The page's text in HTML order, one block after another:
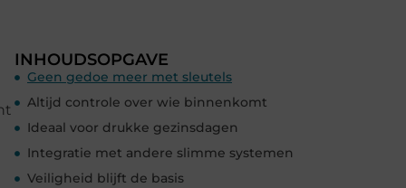
INHOUDSOPGAVE
Geen gedoe meer met sleutels
Altijd controle over wie binnenkomt
Ideaal voor drukke gezinsdagen
Integratie met andere slimme systemen
Veiligheid blijft de basis